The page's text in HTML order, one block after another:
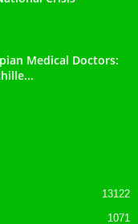
Medical Doctors:
13122
1071